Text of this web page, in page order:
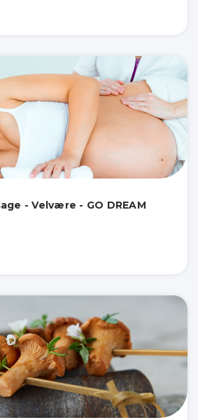
- Velvære - GO DREAM